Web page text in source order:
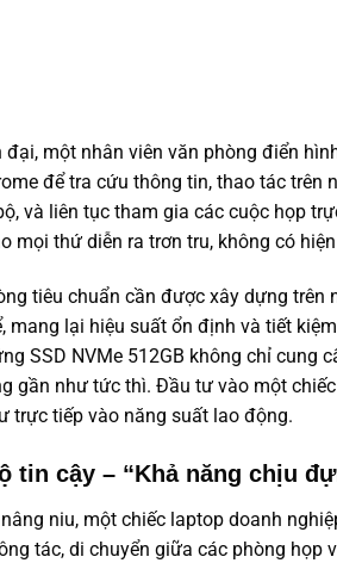
một nhân viên văn phòng điển
để tra cứu thông tin, thao tác
và liên tục tham gia các cuộc họp
mọi thứ diễn ra trơn tru, không có
tiêu chuẩn cần được xây dựng trên
mang lại hiệu suất ổn định và tiết
SSD NVMe 512GB không chỉ
gần như tức thì. Đầu tư vào một
trực tiếp vào năng suất lao động.
tin cậy – “Khả năng chịu
niu, một chiếc laptop doanh
tác, di chuyển giữa các phòng